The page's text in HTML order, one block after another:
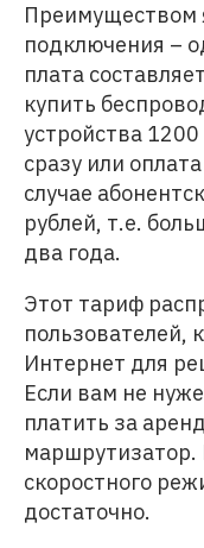
Преимуществом
подключения –
плата
купить
устройства
сразу или
случае
рублей, т.е.
два года.
Этот тариф
пользователей,
Интернет для
Если вам не
платить за
маршрутизатор.
скоростного
достаточно.